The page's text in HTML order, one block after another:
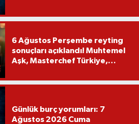
6 Ağustos Perşembe reyting
sonuçları açıklandı! Muhtemel
Aşk, Masterchef Türkiye,
Günlük burç yorumları: 7
Ağustos 2026 Cuma